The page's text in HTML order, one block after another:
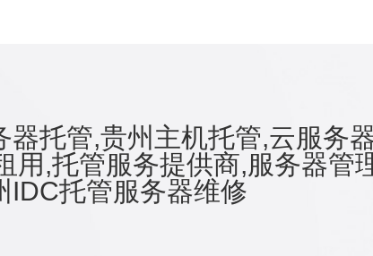
托管,贵州主机托管,云服务
用,托管服务提供商,服务器管
IDC托管服务器维修